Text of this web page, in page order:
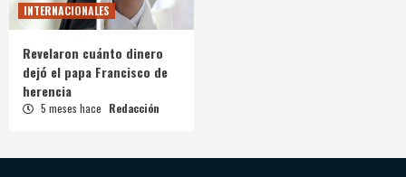
INTERNACIONALES
Revelaron cuánto dinero
dejó el papa Francisco de
herencia
5 meses hace Redacción